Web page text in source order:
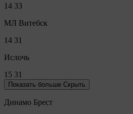
14 33
МЛ Витебск
14 31
Ислочь
15 31
Показать больше Скрыть
Динамо Брест